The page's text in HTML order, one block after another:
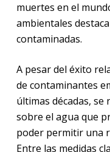
muertes en el
ambientales
contaminadas.
A pesar del éxito
de contaminantes
últimas décadas,
sobre el agua que
poder permitir una
Entre las medidas